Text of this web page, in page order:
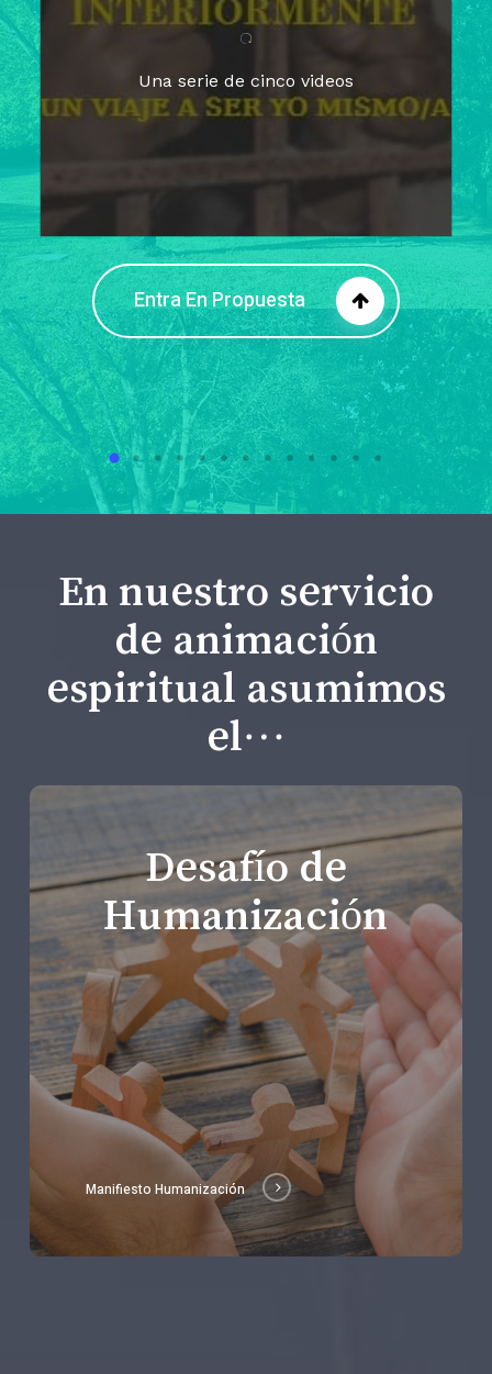
Una serie de cinco videos
El camino hacia la libertad
Barreras de la libertad interior
Fortaleciendo mi libertad
Entra En Propuesta
En nuestro servicio
de animación
espiritual asumimos
el…
Desafío de
Humanización
Manifiesto Humanización